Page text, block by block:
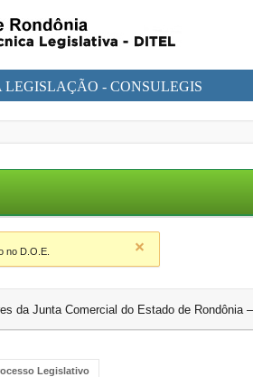
LEGISLAÇÃO - CONSULEGIS
no D.O.E.
da Junta Comercial do Estado de Rondônia
Legislativo